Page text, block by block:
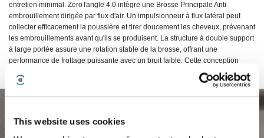
This website uses cookies
entretien minimal. ZeroTangle 4.0 intègre une Brosse Principale Anti-
embrouillement dirigée par flux d'air. Un impulsionneur à flux latéral peut
collecter efficacement la poussière et tirer doucement les cheveux, prévenant
les embrouillements avant qu'ils se produisent. La structure à double support
à large portée assure une rotation stable de la brosse, offrant une
performance de frottage puissante avec un bruit faible. Cette conception
avancée offre une aspiration constamment puissante avec une expérience
de nettoyage véritablement sans souci et à faible entretien.